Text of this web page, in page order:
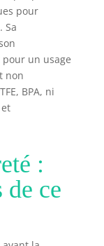
pour
Sa
un usage
non
BPA, ni
:
de ce